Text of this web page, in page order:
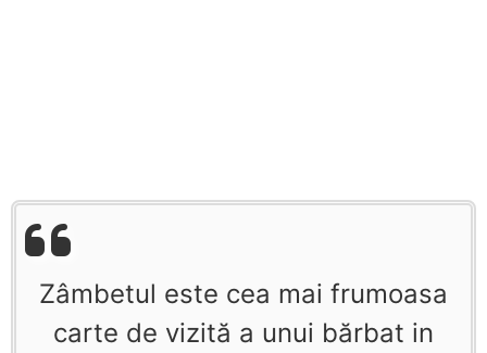
Zâmbetul este cea mai frumoasa
carte de vizită a unui bărbat in